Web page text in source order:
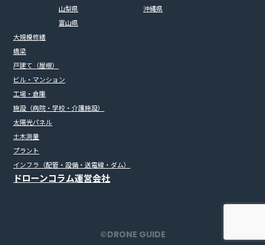
山梨県
富山県
沖縄県
大規模修繕
橋梁
戸建て（屋根）
ビル・マンション
工場・倉庫
施設（病院・学校・介護施設）
太陽光パネル
土木測量
プラント
インフラ（配管・設備・送電線・ダム）
ドローンコラム運営会社
©︎DRONE GUIDE